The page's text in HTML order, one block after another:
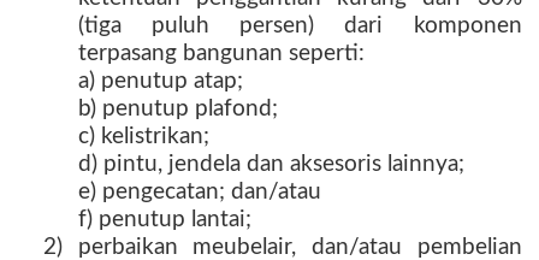
(tiga puluh persen) dari komponen
terpasang bangunan seperti:
a) penutup atap;
b) penutup plafond;
c) kelistrikan;
d) pintu, jendela dan aksesoris lainnya;
e) pengecatan; dan/atau
f) penutup lantai;
2) perbaikan meubelair, dan/atau pembelian